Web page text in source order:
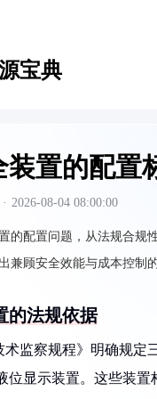
宝典
装置的配置
· 2026-08-04 08:00:00
的配置问题，从法规合规
兼顾安全效能与成本控制
的法规依据
术监察规程》明确规
位显示装置。这些装